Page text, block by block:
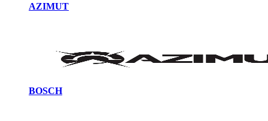
AZIMUT
BOSCH